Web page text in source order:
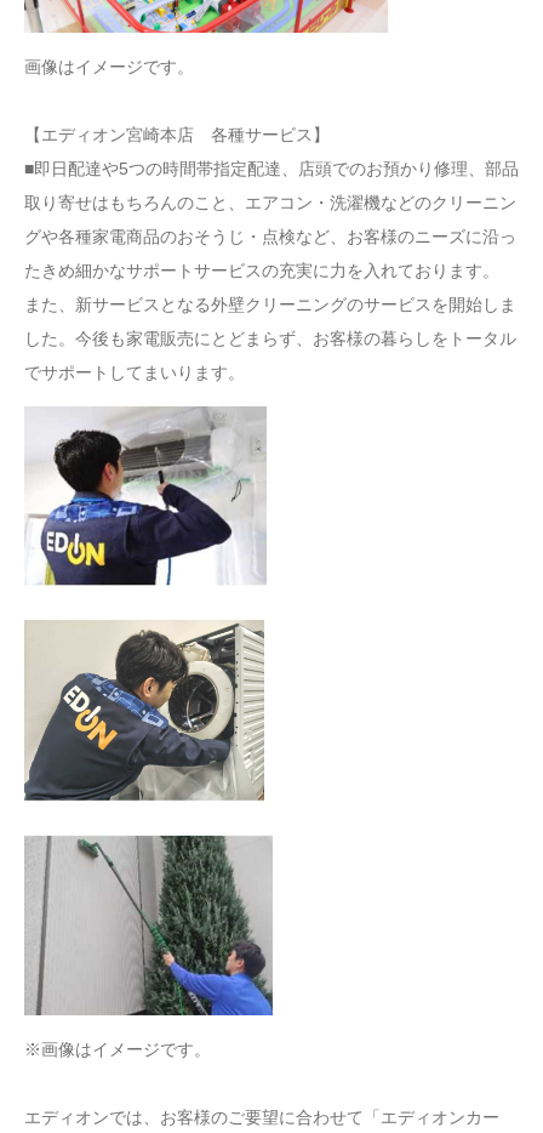
画像はイメージです。
【エディオン宮崎本店 各種サービス】
■即日配達や5つの時間帯指定配達、店頭でのお預かり修理、部品
取り寄せはもちろんのこと、エアコン・洗濯機などのクリーニン
グや各種家電商品のおそうじ・点検など、お客様のニーズに沿っ
たきめ細かなサポートサービスの充実に力を入れております。
また、新サービスとなる外壁クリーニングのサービスを開始しま
した。今後も家電販売にとどまらず、お客様の暮らしをトータル
でサポートしてまいります。
※画像はイメージです。
エディオンでは、お客様のご要望に合わせて「エディオンカー